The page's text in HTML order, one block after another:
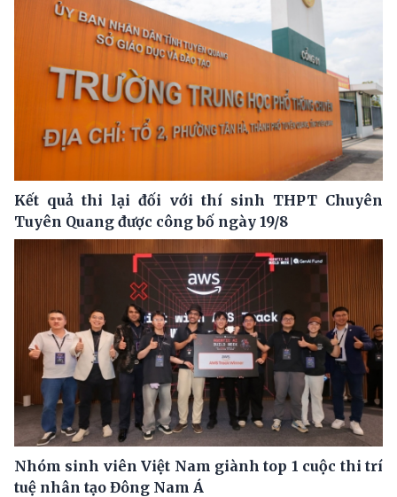
Kết quả thi lại đối với thí sinh THPT Chuyên
Tuyên Quang được công bố ngày 19/8
Nhóm sinh viên Việt Nam giành top 1 cuộc thi trí
tuệ nhân tạo Đông Nam Á